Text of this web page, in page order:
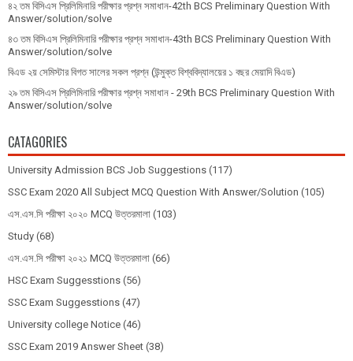
৪২ তম বিসিএস প্রিলিমিনারি পরীক্ষার প্রশ্ন সমাধান-42th BCS Preliminary Question With
Answer/solution/solve
৪৩ তম বিসিএস প্রিলিমিনারি পরীক্ষার প্রশ্ন সমাধান-43th BCS Preliminary Question With
Answer/solution/solve
বিএড ২য় সেমিস্টার বিগত সালের সকল প্রশ্ন (উন্মুক্ত বিশ্ববিদ্যালয়ের ১ বছর মেয়াদি বিএড)
২৯ তম বিসিএস প্রিলিমিনারি পরীক্ষার প্রশ্ন সমাধান - 29th BCS Preliminary Question With
Answer/solution/solve
CATAGORIES
University Admission BCS Job Suggestions (117)
SSC Exam 2020 All Subject MCQ Question With Answer/Solution (105)
এস.এস.সি পরীক্ষা ২০২০ MCQ উত্তরমালা (103)
Study (68)
এস.এস.সি পরীক্ষা ২০২১ MCQ উত্তরমালা (66)
HSC Exam Suggesstions (56)
SSC Exam Suggesstions (47)
University college Notice (46)
SSC Exam 2019 Answer Sheet (38)